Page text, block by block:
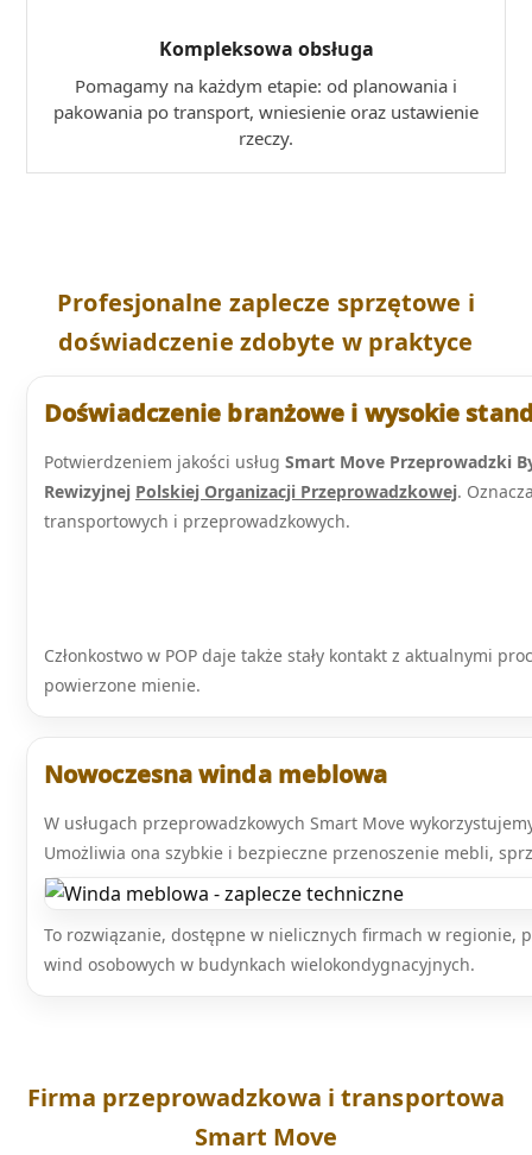
Kompleksowa obsługa
Pomagamy na każdym etapie: od planowania i
pakowania po transport, wniesienie oraz ustawienie
rzeczy.
Profesjonalne zaplecze sprzętowe i
doświadczenie zdobyte w praktyce
Doświadczenie branżowe i wysokie
Potwierdzeniem jakości usług Smart Move Przeprowadzki
Rewizyjnej Polskiej Organizacji Przeprowadzkowej.
transportowych i przeprowadzkowych.
Członkostwo w POP daje także stały kontakt z aktualnymi
powierzone mienie.
Nowoczesna winda meblowa
W usługach przeprowadzkowych Smart Move
Umożliwia ona szybkie i bezpieczne przenoszenie mebli,
To rozwiązanie, dostępne w nielicznych firmach w regionie,
wind osobowych w budynkach wielokondygnacyjnych.
Firma przeprowadzkowa i transportowa
Smart Move